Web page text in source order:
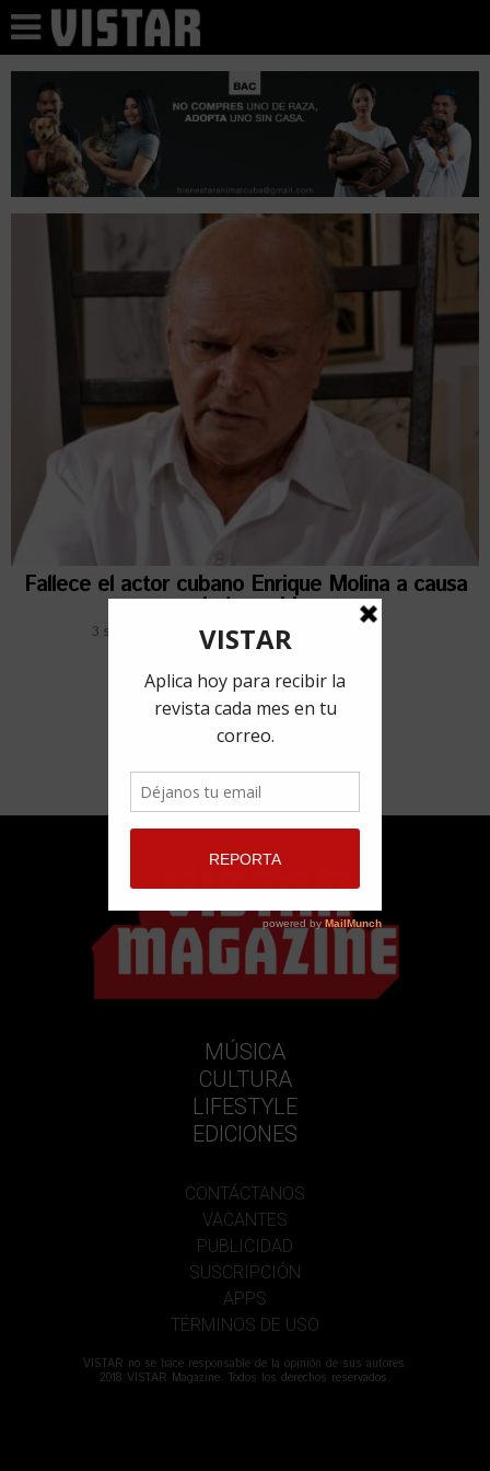
Fallece el actor cubano Enrique Molina a causa
de la covid
3 septiembre, 2021 porRedacción VISTAR
MÚSICA
CULTURA
LIFESTYLE
EDICIONES
CONTÁCTANOS
VACANTES
PUBLICIDAD
SUSCRIPCIÓN
APPS
TÉRMINOS DE USO
VISTAR no se hace responsable de la opinión de sus autores.
2018 VISTAR Magazine. Todos los derechos reservados.